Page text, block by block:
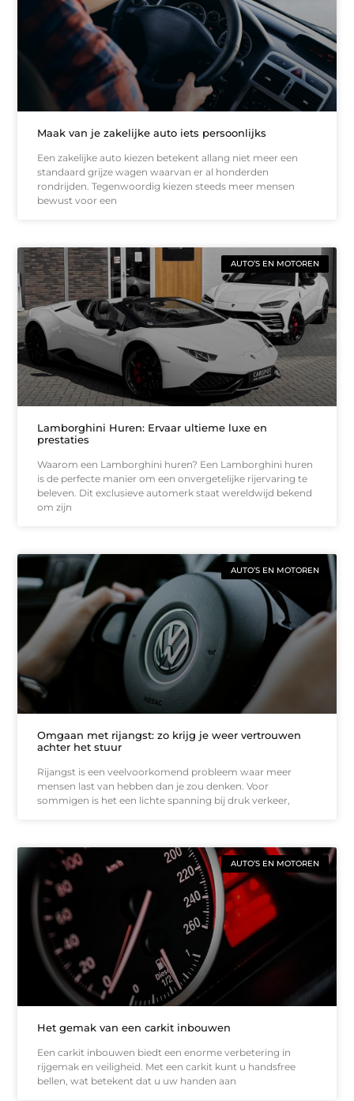
Maak van je zakelijke auto iets persoonlijks
Een zakelijke auto kiezen betekent allang niet meer een
standaard grijze wagen waarvan er al honderden
rondrijden. Tegenwoordig kiezen steeds meer mensen
bewust voor een
AUTO’S EN MOTOREN
Lamborghini Huren: Ervaar ultieme luxe en
prestaties
Waarom een Lamborghini huren? Een Lamborghini huren
is de perfecte manier om een onvergetelijke rijervaring te
beleven. Dit exclusieve automerk staat wereldwijd bekend
om zijn
AUTO’S EN MOTOREN
Omgaan met rijangst: zo krijg je weer vertrouwen
achter het stuur
Rijangst is een veelvoorkomend probleem waar meer
mensen last van hebben dan je zou denken. Voor
sommigen is het een lichte spanning bij druk verkeer,
AUTO’S EN MOTOREN
Het gemak van een carkit inbouwen
Een carkit inbouwen biedt een enorme verbetering in
rijgemak en veiligheid. Met een carkit kunt u handsfree
bellen, wat betekent dat u uw handen aan